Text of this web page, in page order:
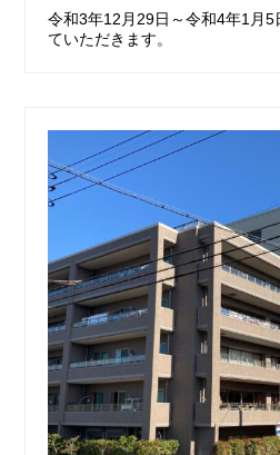
令和3年12月29日～令和4年1月
ていただきます。